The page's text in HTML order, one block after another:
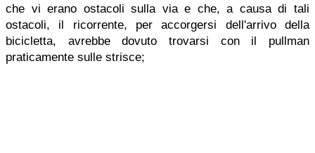
che vi erano ostacoli sulla via e che, a causa di tali
ostacoli, il ricorrente, per accorgersi dell'arrivo della
bicicletta, avrebbe dovuto trovarsi con il pullman
praticamente sulle strisce;